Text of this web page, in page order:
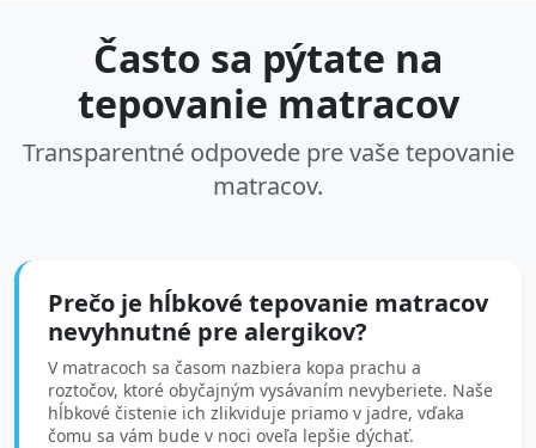
Často sa pýtate na
tepovanie matracov
Transparentné odpovede pre vaše tepovanie
matracov.
Prečo je hĺbkové tepovanie matracov
nevyhnutné pre alergikov?
V matracoch sa časom nazbiera kopa prachu a
roztočov, ktoré obyčajným vysávaním nevyberiete. Naše
hĺbkové čistenie ich zlikviduje priamo v jadre, vďaka
čomu sa vám bude v noci oveľa lepšie dýchať.